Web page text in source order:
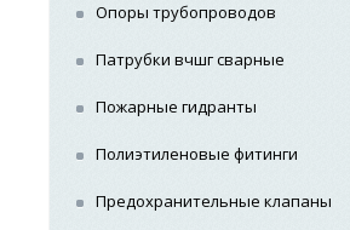
Опоры трубопроводов
Патрубки вчшг сварные
Пожарные гидранты
Полиэтиленовые фитинги
Предохранительные клапаны